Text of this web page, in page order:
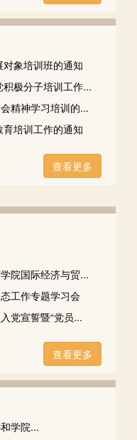
象培训班的通知
极分子培训工作...
精神学习培训的...
培训工作的通知
查看更多
院国际经济与贸...
工作专题学习会
党宣誓暨“党员...
查看更多
学院...